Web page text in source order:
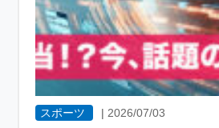
スポーツ |2026/07/03